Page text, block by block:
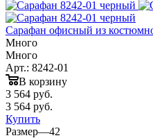
Сарафан офисный из
Много
Много
Арт.: 8242-01
В корзину
3 564 руб.
3 564 руб.
Купить
Размер—42